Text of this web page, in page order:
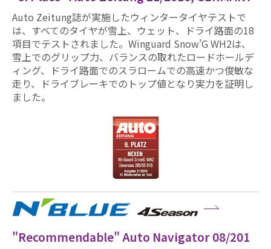
Auto Zeitung誌が実施したウィンタータイヤテストで
は、すべてのタイヤが雪上、ウェット、ドライ路面の18
項目でテストされました。Winguard Snow'G WH2は、
雪上でのグリップ力、バランスの取れたロードホールデ
ィング、ドライ路面でのスラロームでの高速かつ俊敏な
走り、ドライブレーキでのトップ値となり実力を証明し
ました。
"Recommendable" Auto Navigator 08/201